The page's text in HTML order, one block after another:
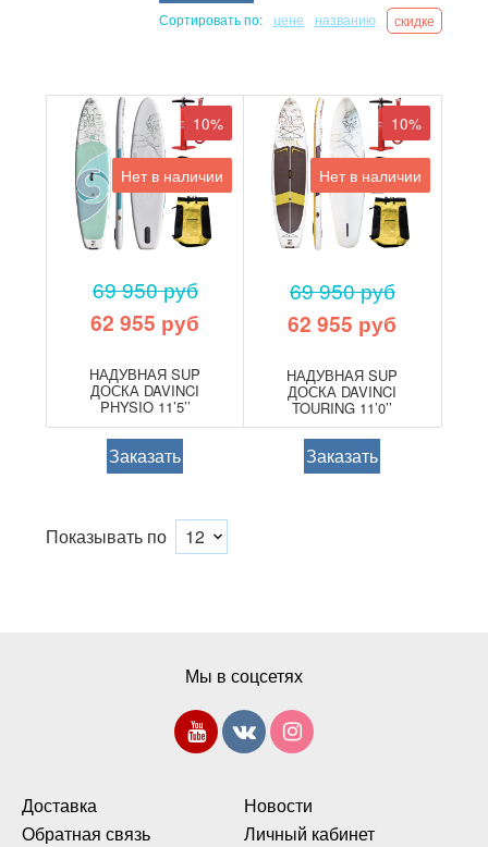
Сортировать по: цене названию скидке
10%
Нет в наличии
69 950 руб
62 955 руб
НАДУВНАЯ SUP
ДОСКА DAVINCI
PHYSIO 11’5’’
Заказать
10%
Нет в наличии
69 950 руб
62 955 руб
НАДУВНАЯ SUP
ДОСКА DAVINCI
TOURING 11’0’’
Заказать
Показывать по
Доставка
Новости
Обратная связь
Личный кабинет
Мы в соцсетях